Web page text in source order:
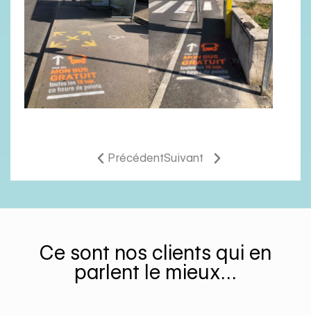
PrécédentSuivant
Ce sont nos clients qui en
parlent le mieux…